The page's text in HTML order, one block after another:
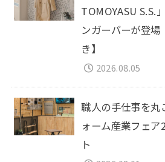
TOMOYASU S.S.
ンガーバーが登
き】
2026.08.05
職人の手仕事を丸
ォーム産業フェ
ト